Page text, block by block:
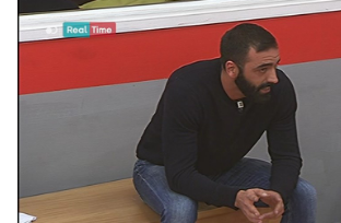
Seguici sui social